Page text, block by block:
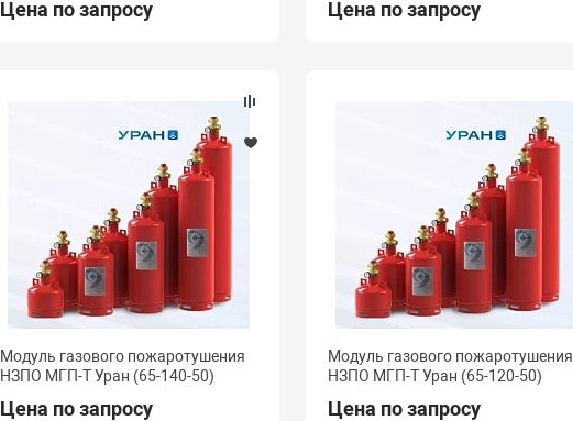
Цена по запросу Цена по запросу
Модуль газового пожаротушения
НЗПО МГП-Т Уран (65-140-50)
Цена по запросу
Модуль газового пожаротушения
НЗПО МГП-Т Уран (65-120-50)
Цена по запросу